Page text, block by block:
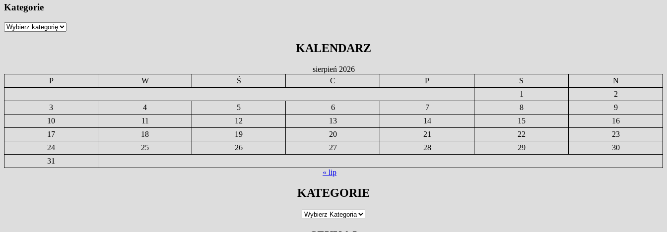
Kategorie
Kategorie
KALENDARZ
sierpień 2026
P
W Ś C P S
N
1
2
3
4 5 6 7 8
9
10
11 12 13 14 15
16
17
18 19 20 21 22
23
24
25 26 27 28 29
30
31
« lip
KATEGORIE
Kategorie